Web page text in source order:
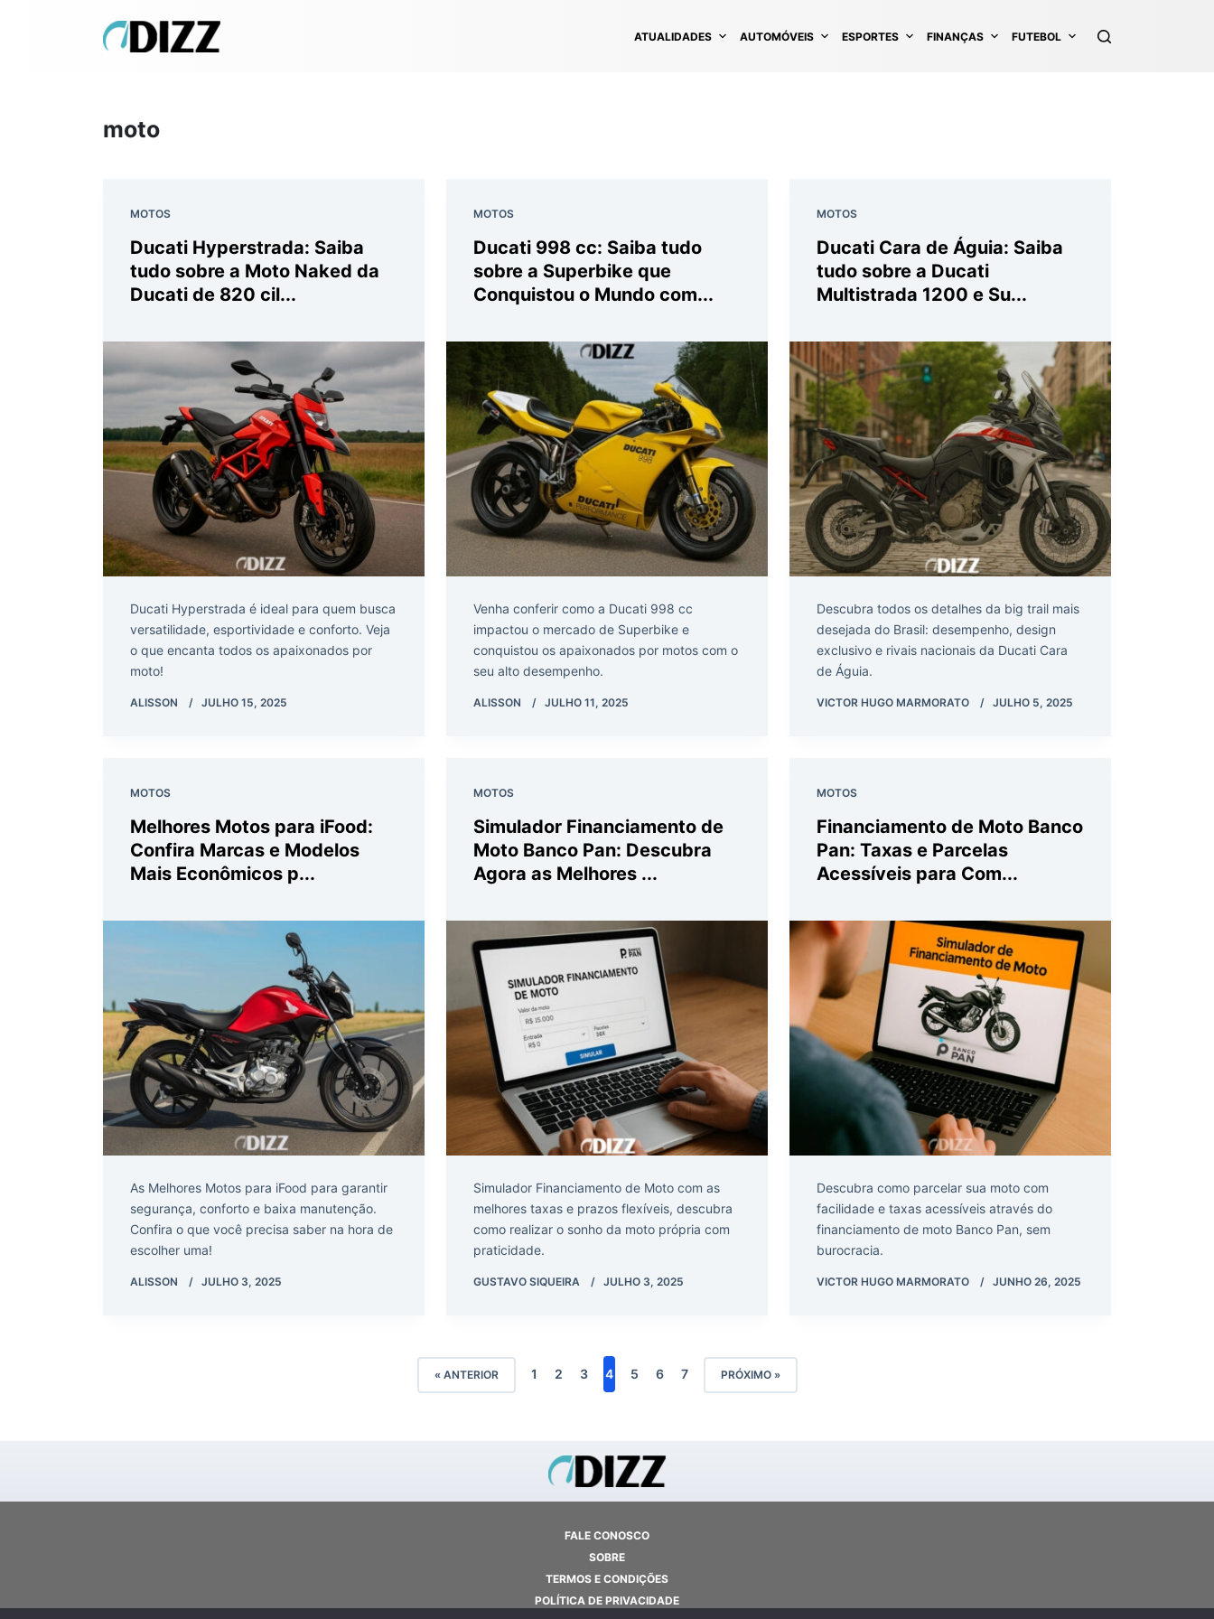
ATUALIDADES AUTOMÓVEIS ESPORTES FINANÇAS FUTEBOL
moto
MOTOS
Ducati Hyperstrada: Saiba
tudo sobre a Moto Naked da
Ducati de 820 cil...
Ducati Hyperstrada é ideal para quem busca
versatilidade, esportividade e conforto. Veja
o que encanta todos os apaixonados por
moto!
ALISSON JULHO 15, 2025
MOTOS
Ducati 998 cc: Saiba tudo
sobre a Superbike que
Conquistou o Mundo com...
Venha conferir como a Ducati 998 cc
impactou o mercado de Superbike e
conquistou os apaixonados por motos com o
seu alto desempenho.
ALISSON JULHO 11, 2025
MOTOS
Ducati Cara de Águia: Saiba
tudo sobre a Ducati
Multistrada 1200 e Su...
Descubra todos os detalhes da big trail mais
desejada do Brasil: desempenho, design
exclusivo e rivais nacionais da Ducati Cara
de Águia.
VICTOR HUGO MARMORATO JULHO 5, 2025
MOTOS
Melhores Motos para iFood:
Confira Marcas e Modelos
Mais Econômicos p...
As Melhores Motos para iFood para garantir
segurança, conforto e baixa manutenção.
Confira o que você precisa saber na hora de
escolher uma!
ALISSON JULHO 3, 2025
MOTOS
Simulador Financiamento de
Moto Banco Pan: Descubra
Agora as Melhores ...
Simulador Financiamento de Moto com as
melhores taxas e prazos flexíveis, descubra
como realizar o sonho da moto própria com
praticidade.
GUSTAVO SIQUEIRA JULHO 3, 2025
MOTOS
Financiamento de Moto Banco
Pan: Taxas e Parcelas
Acessíveis para Com...
Descubra como parcelar sua moto com
facilidade e taxas acessíveis através do
financiamento de moto Banco Pan, sem
burocracia.
VICTOR HUGO MARMORATO JUNHO 26, 2025
« ANTERIOR 1 2 3 4 5 6 7 PRÓXIMO »
FALE CONOSCO
SOBRE
TERMOS E CONDIÇÕES
POLÍTICA DE PRIVACIDADE